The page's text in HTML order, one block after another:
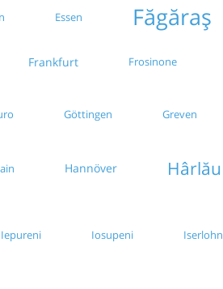
Essen Făgăraș
Frankfurt Frosinone
Göttingen Greven
Hannöver Hârlău
Iepureni Iosupeni Iserlohn